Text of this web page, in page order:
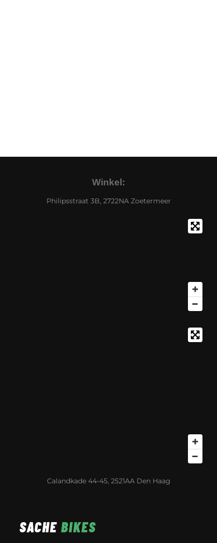
Winkel:
Philipsstraat 3B, 2722NA Zoetermeer
Calandkade 44-45, 2521AA Den Haag
SACHE BIKES